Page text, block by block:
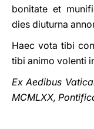
bonitate et
dies diuturna
Haec vota tibi
tibi animo volenti
Ex Aedibus
MCMLXX,